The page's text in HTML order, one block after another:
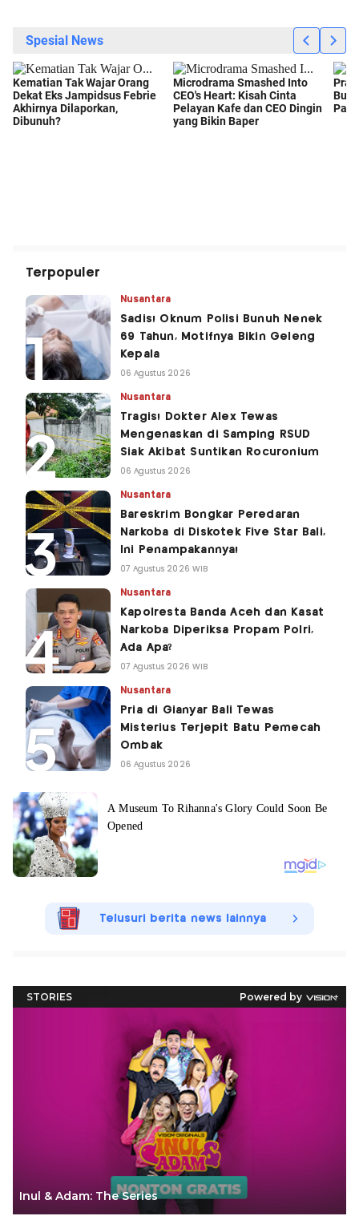
Terpopuler
Nusantara
Sadis! Oknum Polisi Bunuh Nenek
69 Tahun, Motifnya Bikin Geleng
Kepala
06 Agustus 2026
Nusantara
Tragis! Dokter Alex Tewas
Mengenaskan di Samping RSUD
Siak Akibat Suntikan Rocuronium
06 Agustus 2026
Nusantara
Bareskrim Bongkar Peredaran
Narkoba di Diskotek Five Star Bali,
Ini Penampakannya!
07 Agustus 2026 WIB
Nusantara
Kapolresta Banda Aceh dan Kasat
Narkoba Diperiksa Propam Polri,
Ada Apa?
07 Agustus 2026 WIB
Nusantara
Pria di Gianyar Bali Tewas
Misterius Terjepit Batu Pemecah
Ombak
06 Agustus 2026
Telusuri berita news lainnya